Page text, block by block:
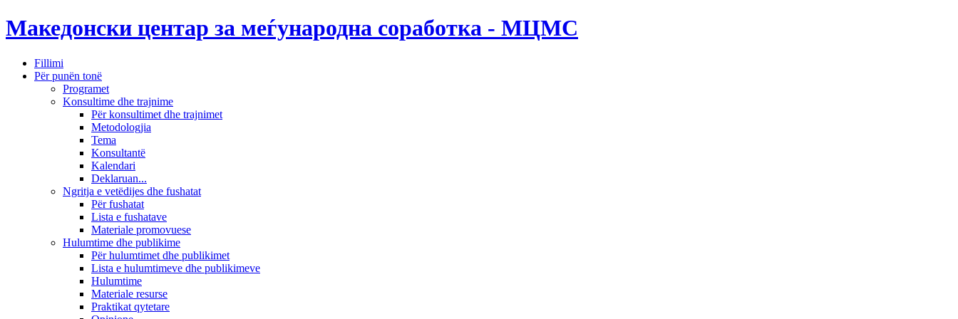
Македонски центар за меѓународна соработка - МЦМС
Fillimi
Për punën tonë
Programet
Konsultime dhe trajnime
Për konsultimet dhe trajnimet
Metodologjia
Tema
Konsultantë
Kalendari
Deklaruan...
Ngritja e vetëdijes dhe fushatat
Për fushatat
Lista e fushatave
Materiale promovuese
Hulumtime dhe publikime
Për hulumtimet dhe publikimet
Lista e hulumtimeve dhe publikimeve
Hulumtime
Materiale resurse
Praktikat qytetare